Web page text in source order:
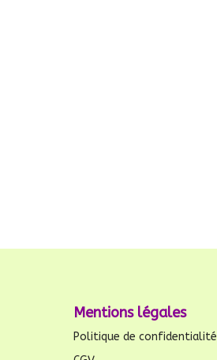
Mentions légales
Politique de confidentialité